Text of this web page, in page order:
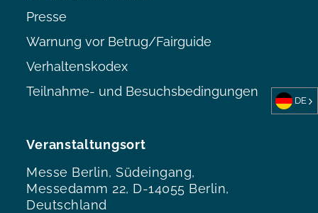
Veranstaltungsort
Messe Berlin, Südeingang,
Messedamm 22, D-14055 Berlin,
Deutschland
Presse
Warnung vor Betrug/Fairguide
Verhaltenskodex
Teilnahme- und Besuchsbedingungen
DE